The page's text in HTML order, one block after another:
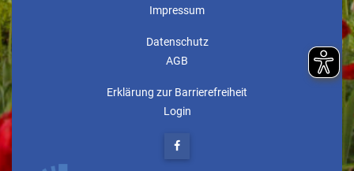
Impressum
Datenschutz
AGB
Erklärung zur Barrierefreiheit
Login